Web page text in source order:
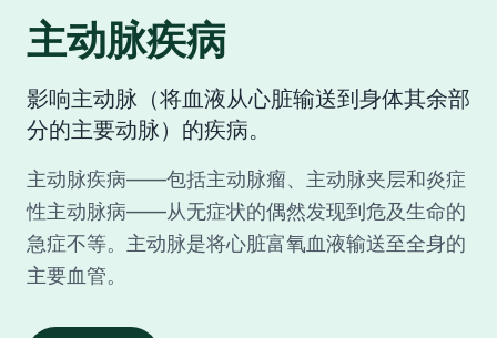
主动脉疾病
影响主动脉（将血液从心脏输送到身体其余部
分的主要动脉）的疾病。
主动脉疾病——包括主动脉瘤、主动脉夹层和炎症
性主动脉病——从无症状的偶然发现到危及生命的
急症不等。主动脉是将心脏富氧血液输送至全身的
主要血管。